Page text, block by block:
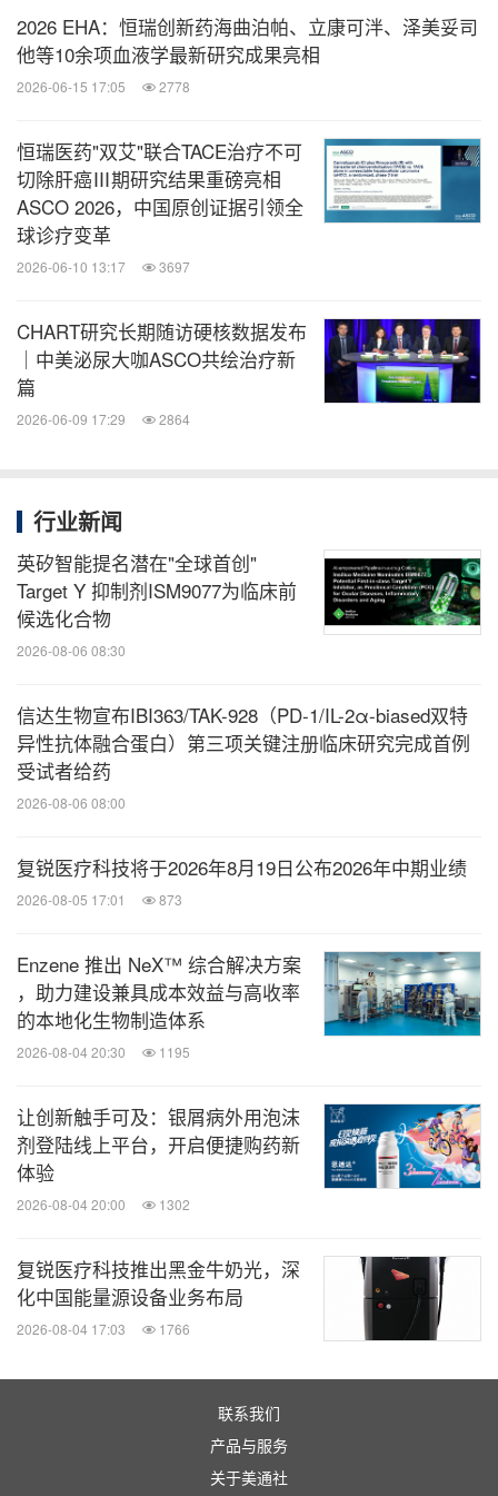
2026 EHA：恒瑞创新药海曲泊帕、立康可泮、泽美妥司
他等10余项血液学最新研究成果亮相
2026-06-15 17:05 2778
恒瑞医药"双艾"联合TACE治疗不可
切除肝癌Ⅲ期研究结果重磅亮相
ASCO 2026，中国原创证据引领全
球诊疗变革
2026-06-10 13:17 3697
CHART研究长期随访硬核数据发布
｜中美泌尿大咖ASCO共绘治疗新
篇
2026-06-09 17:29 2864
行业新闻
英矽智能提名潜在"全球首创"
Target Y 抑制剂ISM9077为临床前
候选化合物
2026-08-06 08:30
信达生物宣布IBI363/TAK-928（PD-1/IL-2α-biased双特
异性抗体融合蛋白）第三项关键注册临床研究完成首例
受试者给药
2026-08-06 08:00
复锐医疗科技将于2026年8月19日公布2026年中期业绩
2026-08-05 17:01 873
Enzene 推出 NeX™ 综合解决方案
，助力建设兼具成本效益与高收率
的本地化生物制造体系
2026-08-04 20:30 1195
让创新触手可及：银屑病外用泡沫
剂登陆线上平台，开启便捷购药新
体验
2026-08-04 20:00 1302
复锐医疗科技推出黑金牛奶光，深
化中国能量源设备业务布局
2026-08-04 17:03 1766
联系我们
产品与服务
关于美通社